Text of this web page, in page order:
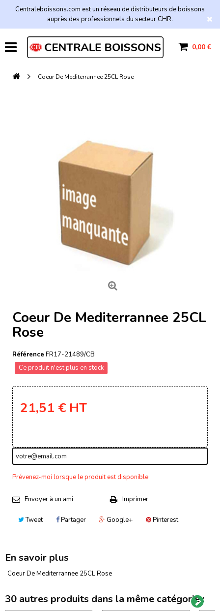
Centraleboissons.com est un réseau de distributeurs de boissons
auprès des professionnels du secteur CHR.
0,00 €
Coeur De Mediterrannee 25CL Rose
Coeur De Mediterrannee 25CL
Rose
Référence FR17-21489/CB
Ce produit n'est plus en stock
21,51 € HT
Prévenez-moi lorsque le produit est disponible
Envoyer à un ami Imprimer
Tweet Partager Google+ Pinterest
En savoir plus
Coeur De Mediterrannee 25CL Rose
30 autres produits dans la même catégorie :